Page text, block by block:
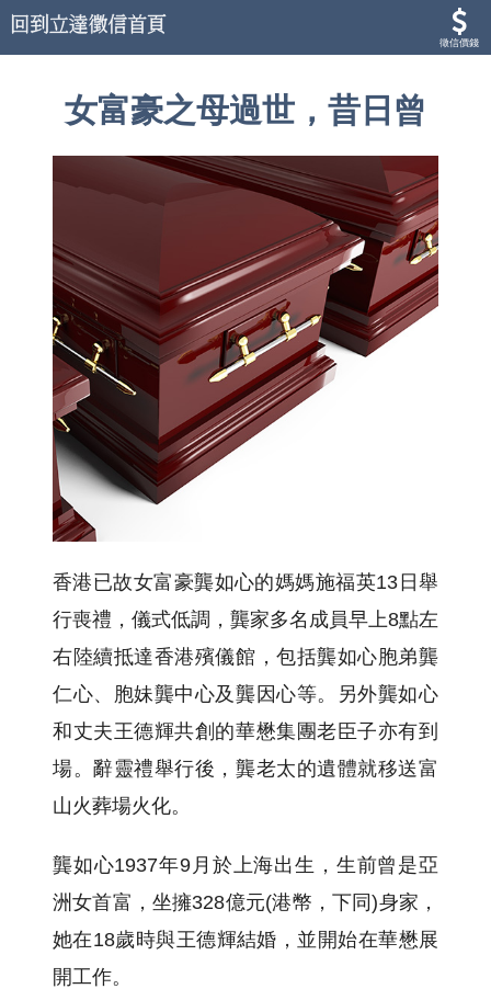
徵信價錢
女富豪之母過世，昔日曾
香港已故女富豪龔如心的媽媽施福英13日舉
行喪禮，儀式低調，龔家多名成員早上8點左
右陸續抵達香港殯儀館，包括龔如心胞弟龔
仁心、胞妹龔中心及龔因心等。另外龔如心
和丈夫王德輝共創的華懋集團老臣子亦有到
場。辭靈禮舉行後，龔老太的遺體就移送富
山火葬場火化。
龔如心1937年9月於上海出生，生前曾是亞
洲女首富，坐擁328億元(港幣，下同)身家，
她在18歲時與王德輝結婚，並開始在華懋展
開工作。